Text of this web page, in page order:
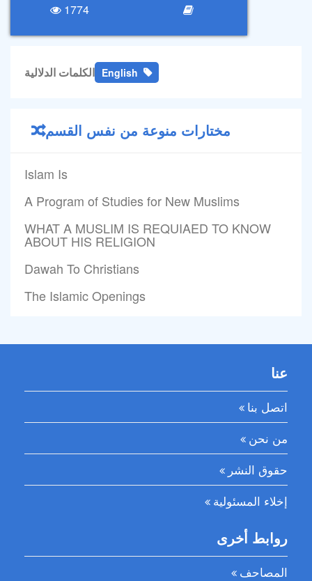
1774
الكلمات الدلالية English
مختارات منوعة من نفس القسم
Islam Is
A Program of Studies for New Muslims
WHAT A MUSLIM IS REQUIAED TO KNOW
ABOUT HIS RELIGION
Dawah To Christians
The Islamic Openings
عنا
اتصل بنا
من نحن
حقوق النشر
إخلاء المسئولية
روابط أخرى
المصاحف